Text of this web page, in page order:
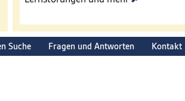
Suche Fragen und Antworten Kontakt